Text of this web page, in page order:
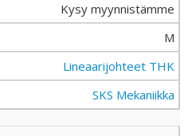
Kysy myynnistämme
M
Lineaarijohteet THK
SKS Mekaniikka